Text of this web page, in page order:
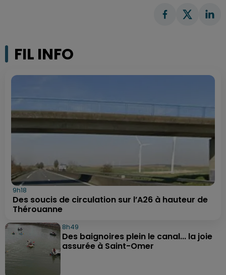
FIL INFO
9h18
Des soucis de circulation sur l’A26 à hauteur de
Thérouanne
8h49
Des baignoires plein le canal... la joie
assurée à Saint-Omer